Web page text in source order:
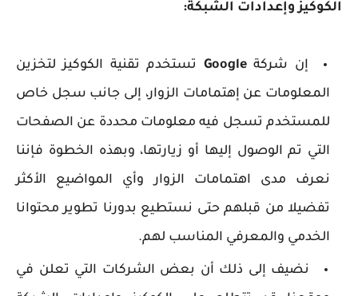
الكوكيز وإعدادات الشبكة:
إن شركةGoogle تستخدم تقنية الكوكيز لتخزين
المعلومات عن إهتمامات الزوار، إلى جانب سجل خاص
للمستخدم تسجل فيه معلومات محددة عن الصفحات
التي تم الوصول إليها أو زيارتها، وبهذه الخطوة فإننا
نعرف مدى اهتمامات الزوار وأي المواضيع الأكثر
تفضيلا من قبلهم حتى نستطيع بدورنا تطوير محتوانا
الخدمي والمعرفي المناسب لهم.
نضيف إلى ذلك أن بعض الشركات التي تعلن في